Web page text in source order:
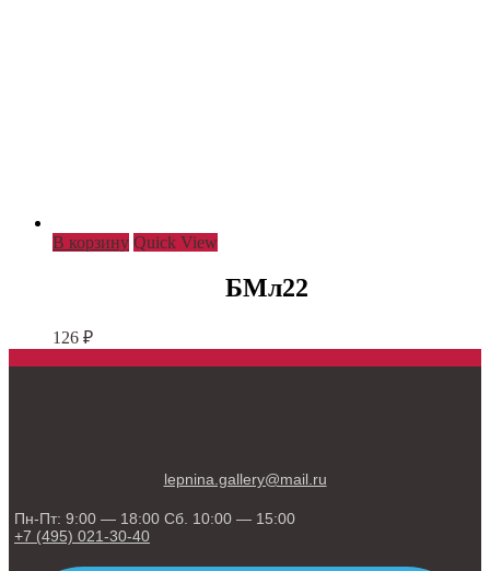
В корзину Quick View
БМл22
126 ₽
lepnina.gallery@mail.ru
Пн-Пт: 9:00 — 18:00 Сб. 10:00 — 15:00
+7 (495) 021-30-40